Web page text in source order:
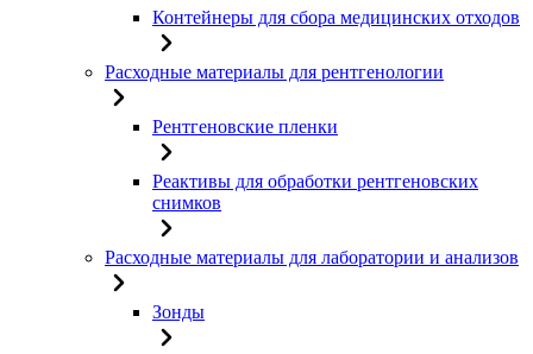
Контейнеры для сбора медицинских отходов
Расходные материалы для рентгенологии
Рентгеновские пленки
Реактивы для обработки рентгеновских
снимков
Расходные материалы для лаборатории и анализов
Зонды